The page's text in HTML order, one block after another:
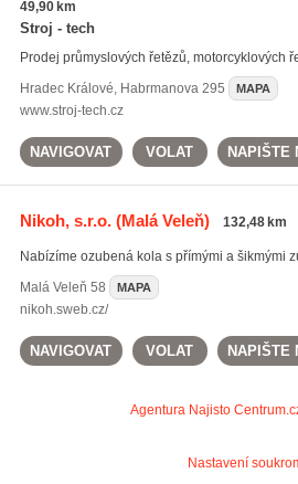
49,90 km
Stroj - tech
Prodej průmyslových řetězů, motorcyklových
Hradec Králové, Habrmanova 295 MAPA
www.stroj-tech.cz
NAVIGOVAT VOLAT NAPIŠTE
Nikoh, s.r.o.(Malá Veleň) 132,48 km
Nabízíme ozubená kola s přímými a šikmými
Malá Veleň 58 MAPA
nikoh.sweb.cz/
NAVIGOVAT VOLAT NAPIŠTE
Agentura Najisto
Nastavení